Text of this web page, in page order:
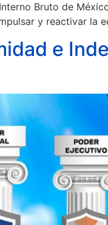
Bruto de
y reactivar la
e